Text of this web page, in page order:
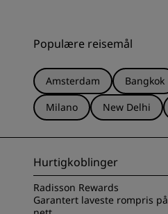
Populære reisemål
Amsterdam Bangkok
Milano
New Delhi
Hurtigkoblinger
Radisson Rewards
Garantert laveste rompris på